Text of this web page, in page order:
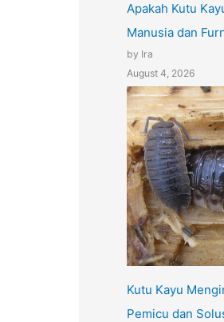
Apakah Kutu
Manusia dan
by Ira
August 4, 2026
Kutu Kayu
Pemicu dan